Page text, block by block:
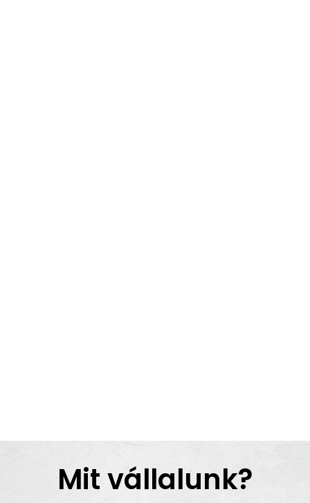
Mit vállalunk?